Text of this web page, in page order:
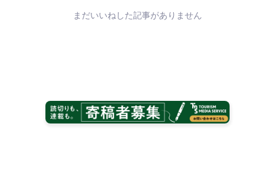
まだいいねした記事がありません